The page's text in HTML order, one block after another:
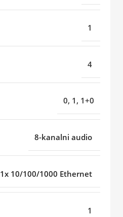
1
4
0, 1, 1+0
8-kanalni audio
1x 10/100/1000 Ethernet
1